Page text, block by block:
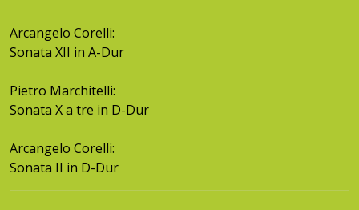
Arcangelo Corelli:
Sonata XII in A-Dur
Pietro Marchitelli:
Sonata X a tre in D-Dur
Arcangelo Corelli:
Sonata II in D-Dur